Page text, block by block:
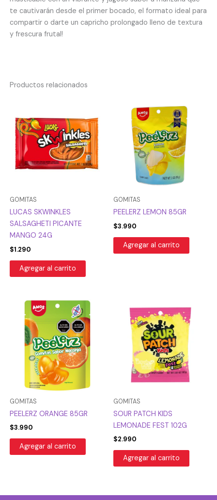
te cautivarán desde el primer bocado, el formato ideal para
compartir o darte un capricho prolongado lleno de textura
y frescura frutal!
Productos relacionados
GOMITAS
LUCAS SKWINKLES
SALSAGHETI PICANTE
MANGO 24G
$1.290
Agregar al carrito
GOMITAS
PEELERZ LEMON 85GR
$3.990
Agregar al carrito
GOMITAS
PEELERZ ORANGE 85GR
$3.990
Agregar al carrito
GOMITAS
SOUR PATCH KIDS
LEMONADE FEST 102G
$2.990
Agregar al carrito